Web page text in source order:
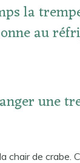
la
au
une
chair de crabe.